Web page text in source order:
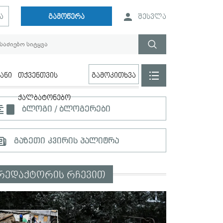
გამოწერა შესვლა
თქვენთვის
ქალბატონებო
გამოკითხვა
ბლოგი / ბლოგერები
გაზეთი კვირის პალიტრა
რჩევით